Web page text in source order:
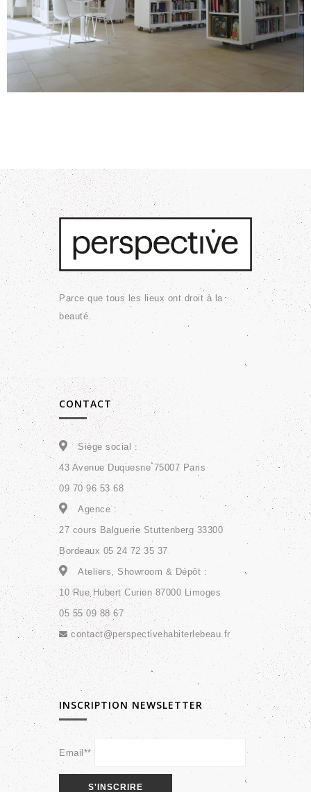
Parce que tous les lieux ont droit à la
beauté.
CONTACT
Siège social :
43 Avenue Duquesne 75007 Paris
09 70 96 53 68
Agence :
27 cours Balguerie Stuttenberg 33300
Bordeaux 05 24 72 35 37
Ateliers, Showroom & Dépôt :
10 Rue Hubert Curien 87000 Limoges
05 55 09 88 67
contact@perspectivehabiterlebeau.fr
INSCRIPTION NEWSLETTER
Email**